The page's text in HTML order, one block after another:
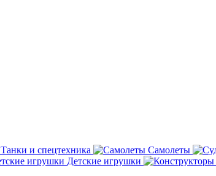
Танки и спецтехника Самолеты
Детские игрушки